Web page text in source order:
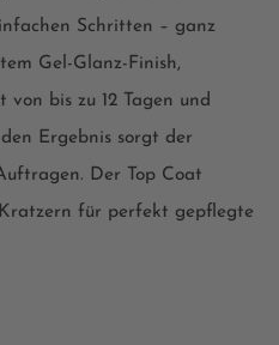
Schritten – ganz
Gel-Glanz-Finish,
bis zu 12 Tagen und
Ergebnis sorgt der
Der Top Coat
für perfekt gepflegte